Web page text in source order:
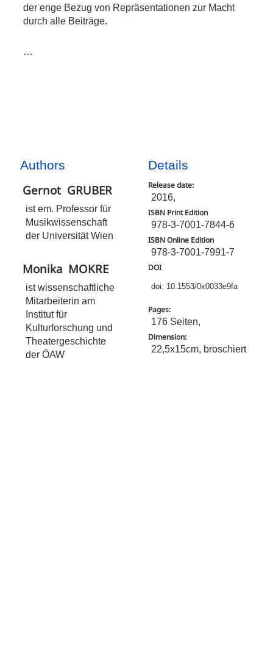
der enge Bezug von Repräsentationen zur Macht
durch alle Beiträge.
…
Authors
Gernot GRUBER
ist em. Professor für
Musikwissenschaft
der Universität Wien
Monika MOKRE
ist wissenschaftliche
Mitarbeiterin am
Institut für
Kulturforschung und
Theatergeschichte
der ÖAW
Details
Release date:
2016,
ISBN Print Edition
978-3-7001-7844-6
ISBN Online Edition
978-3-7001-7991-7
DOI
doi: 10.1553/0x0033e9fa
Pages:
176 Seiten,
Dimension:
22,5x15cm, broschiert